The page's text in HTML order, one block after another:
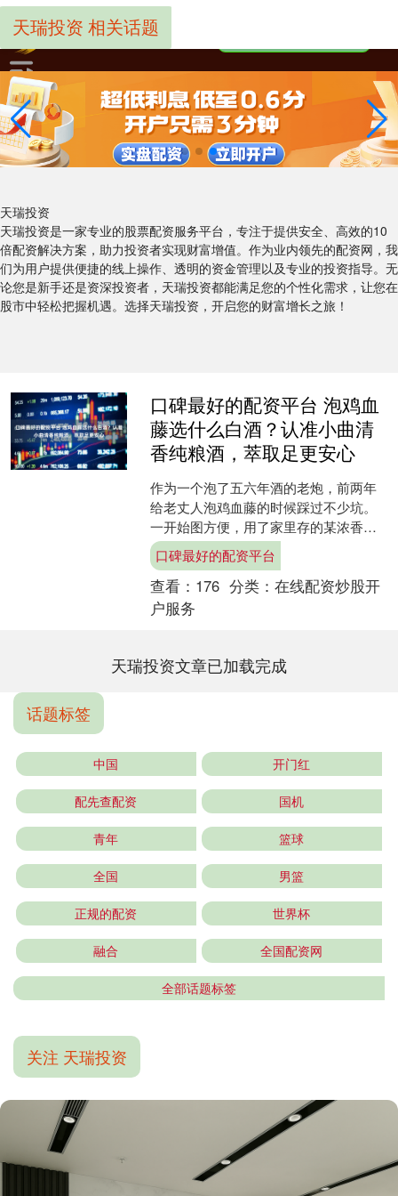
天瑞投资
天瑞投资是一家专业的股票配资服务平台，专注于提供安全、高效的10
倍配资解决方案，助力投资者实现财富增值。作为业内领先的配资网，我
们为用户提供便捷的线上操作、透明的资金管理以及专业的投资指导。无
论您是新手还是资深投资者，天瑞投资都能满足您的个性化需求，让您在
股市中轻松把握机遇。选择天瑞投资，开启您的财富增长之旅！
天瑞投资 相关话题
口碑最好的配资平台 泡鸡血
藤选什么白酒？认准小曲清
香纯粮酒，萃取足更安心
作为一个泡了五六年酒的老炮，前两年
给老丈人泡鸡血藤的时候踩过不少坑。
一开始图方便，用了家里存的某浓香白
酒，泡出来的酒闻着冲，喝着还口干，
老丈人说喝着不舒服，我自....
口碑最好的配资平台
查看： 176 分类： 在线配资炒股开
户服务
天瑞投资文章已加载完成
话题标签
中国 开门红
配先查配资 国机
青年 篮球
全国 男篮
正规的配资 世界杯
融合 全国配资网
全部话题标签
关注 天瑞投资